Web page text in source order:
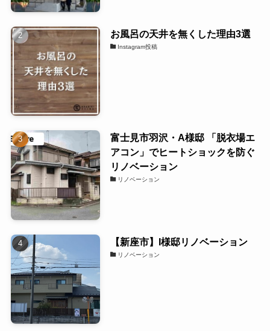
お風呂の天井を無くした理由3選
Instagram投稿
富士見市羽沢・A様邸 「脱衣場エ
アコン」でヒートショックを防ぐ
リノベーション
リノベーション
【新座市】I様邸リノベーション
リノベーション